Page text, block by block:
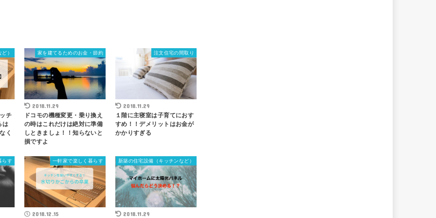
）
チ
は
く
家を建てるためのお金・節約
2018.11.29
ドコモの機種変更・乗り換え
の時はこれだけは絶対に準備
しときましょ！！知らないと
損ですよ
注文住宅の間取り
2018.11.29
１階に主寝室は子育てにおす
すめ！！デメリットはお金が
かかりすぎる
らす 一軒家で楽しく暮らす
2018.12.15
新築の住宅設備（キッチンなど）
2018.11.29